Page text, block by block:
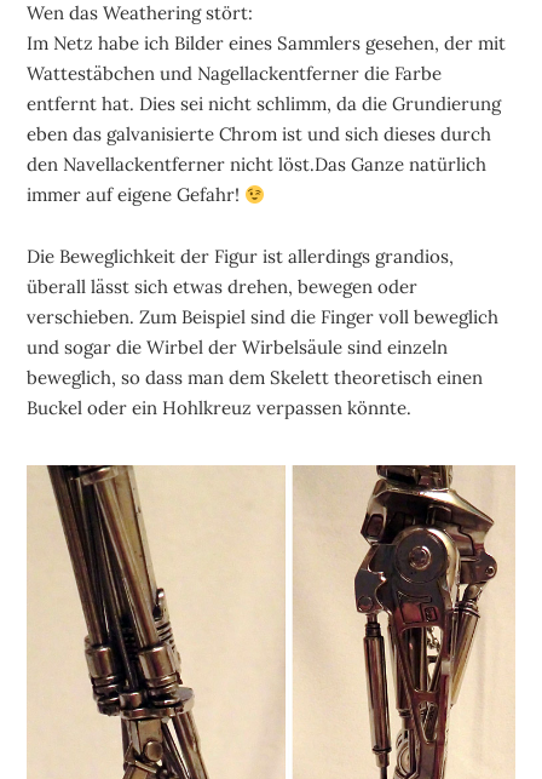
Wen das Weathering stört:
Im Netz habe ich Bilder eines Sammlers gesehen, der mit
Wattestäbchen und Nagellackentferner die Farbe
entfernt hat. Dies sei nicht schlimm, da die Grundierung
eben das galvanisierte Chrom ist und sich dieses durch
den Navellackentferner nicht löst.Das Ganze natürlich
immer auf eigene Gefahr!
Die Beweglichkeit der Figur ist allerdings grandios,
überall lässt sich etwas drehen, bewegen oder
verschieben. Zum Beispiel sind die Finger voll beweglich
und sogar die Wirbel der Wirbelsäule sind einzeln
beweglich, so dass man dem Skelett theoretisch einen
Buckel oder ein Hohlkreuz verpassen könnte.